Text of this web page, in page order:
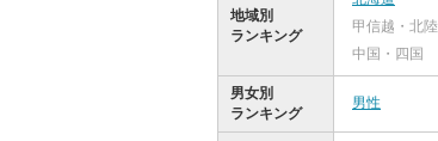
地域別
ランキング
甲信越・北陸
中国・四国
男女別
ランキング
男性